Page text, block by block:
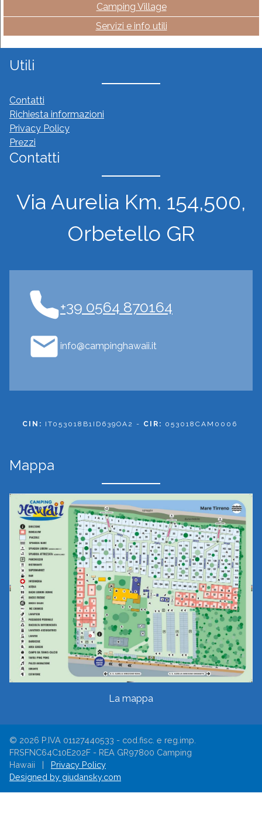
Camping Village
Servizi e info utili
Utili
Contatti
Richiesta informazioni
Privacy Policy
Prezzi
Contatti
Via Aurelia Km. 154,500,
Orbetello GR
+39 0564 870164
info@campinghawaii.it
CIN: IT053018B1ID639OA2 - CIR: 053018CAM0006
Mappa
La mappa
© 2026 P.IVA 01127440533 - cod.fisc. e reg.imp.
FRSFNC64C10E202F - REA GR97800 Camping
Hawaii | Privacy Policy
Designed by giudansky.com